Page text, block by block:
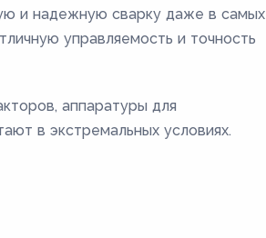
и надежную сварку даже в самых
управляемость и точность
аппаратуры для
в экстремальных условиях.